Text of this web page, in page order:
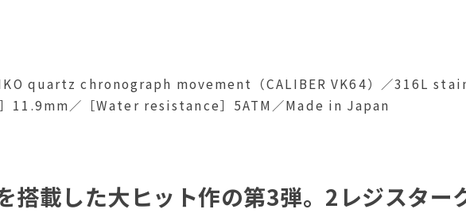
quartz chronograph movement（CALIBER VK64）／316L
11.9mm／［Water resistance］5ATM／Made in Japan
搭載した大ヒット作の第3弾。2レジスター